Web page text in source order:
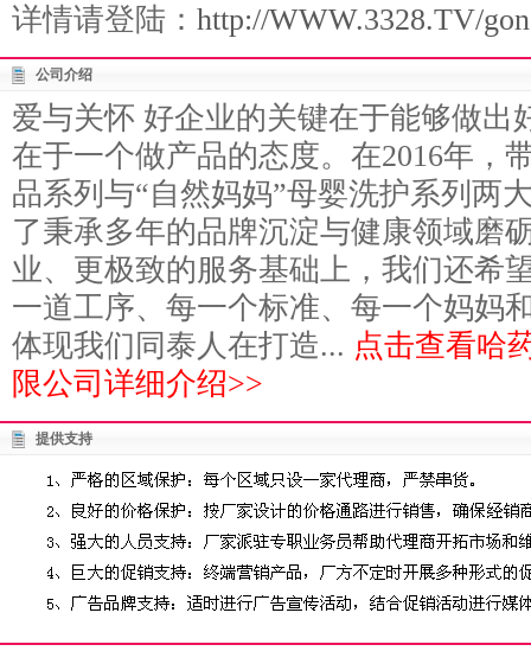
详情请登陆： http://WWW.3328.TV/
公司介绍
爱与关怀 好企业的关键在于能够做出
在于一个做产品的态度。在2016年，
品系列与“自然妈妈”母婴洗护系列两
了秉承多年的品牌沉淀与健康领域磨
业、更极致的服务基础上，我们还希
一道工序、每一个标准、每一个妈妈
体现我们同泰人在打造... 点击查看哈
限公司详细介绍>>
提供支持